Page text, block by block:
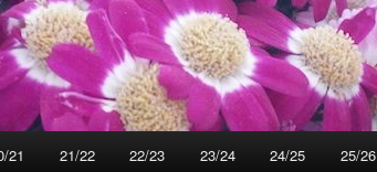
21 21/22 22/23 23/24 24/25 25/26